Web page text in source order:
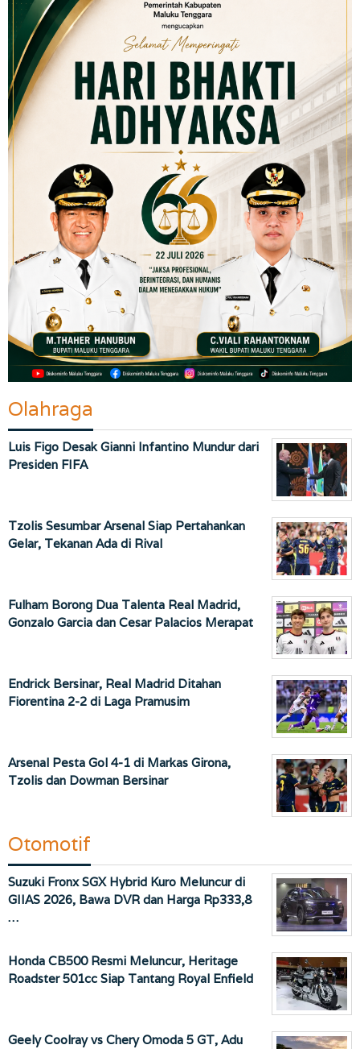
Olahraga
Luis Figo Desak Gianni Infantino Mundur dari
Presiden FIFA
Tzolis Sesumbar Arsenal Siap Pertahankan
Gelar, Tekanan Ada di Rival
Fulham Borong Dua Talenta Real Madrid,
Gonzalo Garcia dan Cesar Palacios Merapat
Endrick Bersinar, Real Madrid Ditahan
Fiorentina 2-2 di Laga Pramusim
Arsenal Pesta Gol 4-1 di Markas Girona,
Tzolis dan Dowman Bersinar
Otomotif
Suzuki Fronx SGX Hybrid Kuro Meluncur di
GIIAS 2026, Bawa DVR dan Harga Rp333,8
…
Honda CB500 Resmi Meluncur, Heritage
Roadster 501cc Siap Tantang Royal Enfield
Geely Coolray vs Chery Omoda 5 GT, Adu